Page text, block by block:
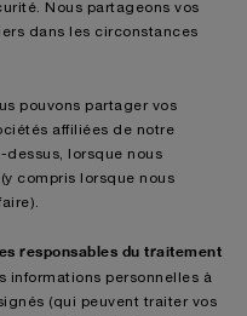
Nous partageons vos
dans les circonstances
pouvons partager vos
affiliées de notre
dessus, lorsque nous
compris lorsque nous
responsables du traitement
informations personnelles à
(qui peuvent traiter vos